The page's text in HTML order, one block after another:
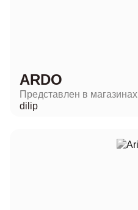
ARDO
Представлен в магазинах
dilip